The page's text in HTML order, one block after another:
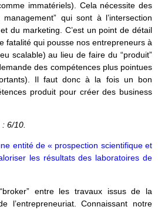
immatériels). Cela nécessite des
qui sont à l’intersection
du marketing. C’est un point de détail
fatalité qui pousse nos entrepreneurs à
scalable) au lieu de faire du “produit”
des compétences plus pointues
Il faut donc à la fois un bon
produit pour créer des business
6/10.
entité de « prospection scientifique et
les résultats des laboratoires de
entre les travaux issus de la
l’entrepreneuriat. Connaissant notre